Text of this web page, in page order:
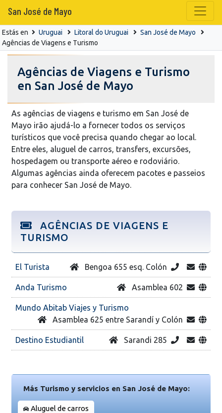
San José de Mayo
Estás en Uruguai Litoral do Uruguai
San José de Mayo
Agências de Viagens e Turismo
Agências de Viagens e Turismo
en San José de Mayo
As agências de viagens e turismo em San José de
Mayo irão ajudá-lo a fornecer todos os serviços
turísticos que você precisa quando chegar ao local.
Entre eles, aluguel de carros, transfers, excursões,
hospedagem ou transporte aéreo e rodoviário.
Algumas agências ainda oferecem pacotes e passeios
para conhecer San José de Mayo.
AGÊNCIAS DE VIAGENS E
TURISMO
El Turista Bengoa 655 esq. Colón
Anda Turismo Asamblea 602
Mundo Abitab Viajes y Turismo
Asamblea 625 entre Sarandí y Colón
Destino Estudiantil Sarandi 285
Más Turismo y servicios en San José de Mayo:
Aluguel de carros